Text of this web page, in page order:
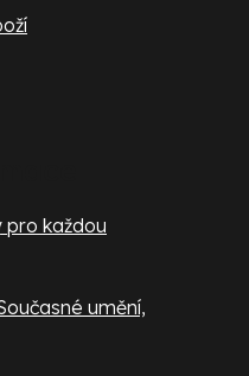
každou
umění,